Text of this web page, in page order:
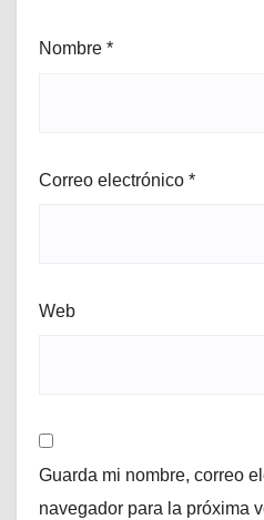
Nombre *
Correo electrónico *
Web
Guarda mi nombre, correo
navegador para la próxima